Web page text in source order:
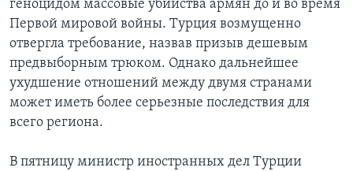
геноцидом массовые убийства армян до и во время
Первой мировой войны. Турция возмущенно
отвергла требование, назвав призыв дешевым
предвыборным трюком. Однако дальнейшее
ухудшение отношений между двумя странами
может иметь более серьезные последствия для
всего региона.
В пятницу министр иностранных дел Турции